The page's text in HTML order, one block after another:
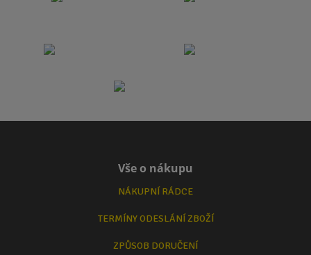
Vše o nákupu
NÁKUPNÍ RÁDCE
TERMÍNY ODESLÁNÍ ZBOŽÍ
ZPŮSOB DORUČENÍ